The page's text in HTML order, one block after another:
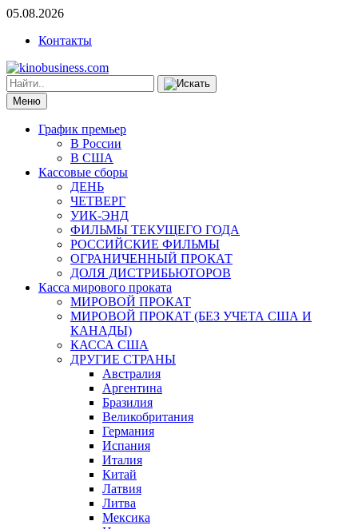
05.08.2026
Контакты
Меню
График премьер
В России
В США
Кассовые сборы
ДЕНЬ
ЧЕТВЕРГ
УИК-ЭНД
ФИЛЬМЫ ТЕКУЩЕГО ГОДА
РОССИЙСКИЕ ФИЛЬМЫ
ОГРАНИЧЕННЫЙ ПРОКАТ
ДОЛЯ ДИСТРИБЬЮТОРОВ
Касса мирового проката
МИРОВОЙ ПРОКАТ
МИРОВОЙ ПРОКАТ (БЕЗ УЧЕТА США И
КАНАДЫ)
КАССА США
ДРУГИЕ СТРАНЫ
Австралия
Аргентина
Бразилия
Великобритания
Германия
Испания
Италия
Китай
Латвия
Литва
Мексика